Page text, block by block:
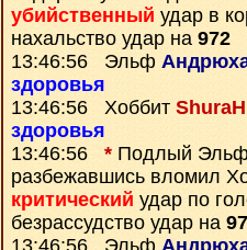
убийственный удар в
нахальство удар на 972
13:46:56 Эльф
здоровья
13:46:56 Хоббит
здоровья
13:46:56 * Подлый Эльф
разбежавшись вломил
критический удар по
безрассудство удар на
13:46:56 Эльф